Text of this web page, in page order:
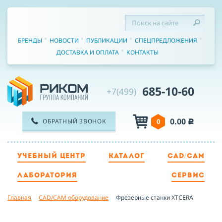
БРЕНДЫ НОВОСТИ ПУБЛИКАЦИИ
СПЕЦПРЕДЛОЖЕНИЯ
ДОСТАВКА И ОПЛАТА
КОНТАКТЫ
+7(499) 685-10-60
ОБРАТНЫЙ ЗВОНОК 0 0.00 c
УЧЕБНЫЙ ЦЕНТР КАТАЛОГ CAD/CAM
ЛАБОРАТОРИЯ СЕРВИС
Главная CAD/CAM оборудование Фрезерные станки XTCERA